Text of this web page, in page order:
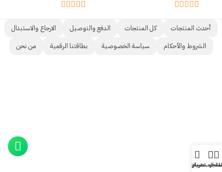
أحدث المنتجات كل المنتجات الدفع والتوصيل
الارجاع والاستبدال
الشروط والأحكام
سياسة الخصوصية بطاقتنا الرقمية من نحن
المشتريات
حسابي